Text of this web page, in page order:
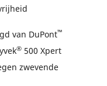
van DuPont™
® 500 Xpert
zwevende